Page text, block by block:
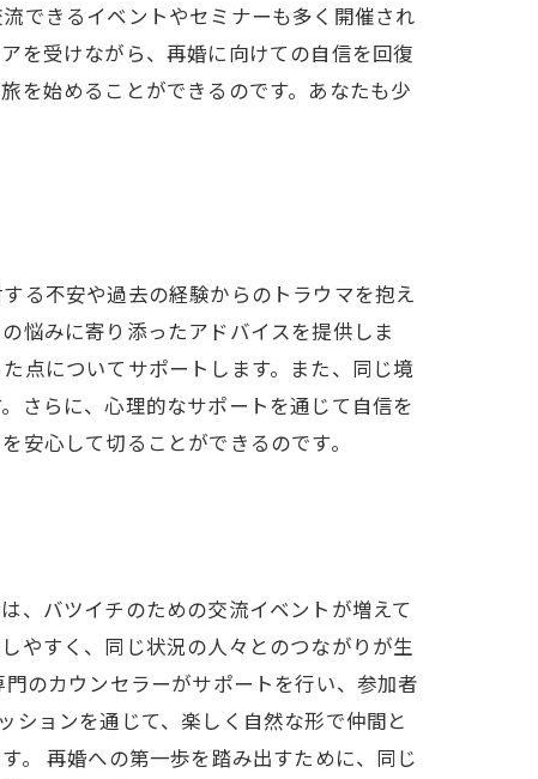
できるイベントやセミナーも多く開催され
を受けながら、再婚に向けての自信を回復
を始めることができるのです。あなたも少
る不安や過去の経験からのトラウマを抱え
悩みに寄り添ったアドバイスを提供しま
点についてサポートします。また、同じ境
さらに、心理的なサポートを通じて自信を
安心して切ることができるのです。
、バツイチのための交流イベントが増えて
やすく、同じ状況の人々とのつながりが生
のカウンセラーがサポートを行い、参加者
ションを通じて、楽しく自然な形で仲間と
。 再婚への第一歩を踏み出すために、同じ